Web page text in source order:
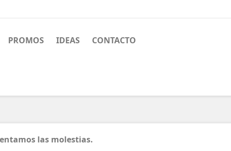
PROMOS IDEAS CONTACTO
las molestias.